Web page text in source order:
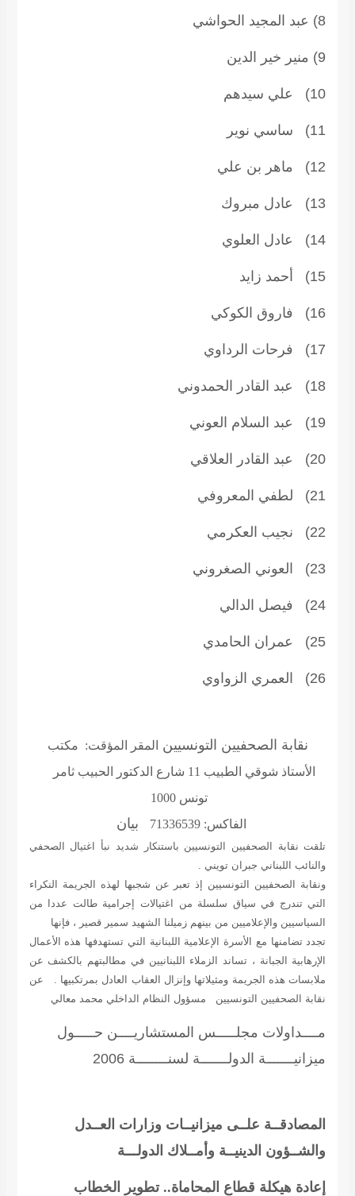
8) عبد المجيد الحواشي
9) منير خير الدين
10) علي سيدهم
11) ساسي نوير
12) ماهر بن علي
13) عادل مبروك
14) عادل العلوي
15) أحمد زايد
16) فاروق الكوكي
17) فرحات الرداوي
18) عبد القادر الحمدوني
19) عبد السلام العوني
20) عبد القادر العلاقي
21) لطفي المعروفي
22) نجيب العكرمي
23) العوني الصغروني
24) فيصل الدالي
25) عمران الحامدي
26) العمري الزواوي
نقابة الصحفيين التونسيين
المقر المؤقت: مكتب
الأستاذ شوقي الطبيب 11 شارع الدكتور الحبيب ثامر
تونس 1000
الفاكس: 71336539
بيان
تلقت نقابة الصحفيين التونسيين باستنكار شديد نبأ اغتيال الصحفي
والنائب اللبناني جبران تويني .
ونقابة الصحفيين التونسيين إذ تعبر عن شجبها لهذه الجريمة النكراء
التي تندرج في سياق سلسلة من اغتيالات إجرامية طالت عددا من
السياسيين والإعلاميين من بينهم زميلنا الشهيد سمير قصير ، فإنها
تجدد تضامنها مع الأسرة الإعلامية اللبنانية التي تستهدفها هذه الأعمال
الإرهابية الجبانة ، تساند الزملاء اللبنانيين في مطالبتهم بالكشف عن
ملابسات هذه الجريمة ومثيلاتها وإنزال العقاب العادل بمرتكبيها . عن
نقابة الصحفيين التونسيين مسؤول النظام الداخلي محمد معالي
مــــداولات مجلـــــس المستشاريــــن حـــــول
ميزانيـــــــة الدولـــــــة لسنــــــــة 2006
المصادقــة علــى ميزانيــات وزارات العــدل
والشــؤون الدينيــة وأمــلاك الدولـــة
إعادة هيكلة قطاع المحاماة.. تطوير الخطاب